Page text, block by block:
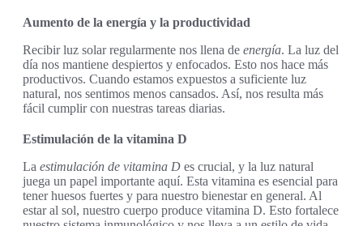
Aumento de la energía y la productividad
Recibir luz solar regularmente nos llena de energía. La luz del
día nos mantiene despiertos y enfocados. Esto nos hace más
productivos. Cuando estamos expuestos a suficiente luz
natural, nos sentimos menos cansados. Así, nos resulta más
fácil cumplir con nuestras tareas diarias.
Estimulación de la vitamina D
La estimulación de vitamina D es crucial, y la luz natural
juega un papel importante aquí. Esta vitamina es esencial para
tener huesos fuertes y para nuestro bienestar en general. Al
estar al sol, nuestro cuerpo produce vitamina D. Esto fortalece